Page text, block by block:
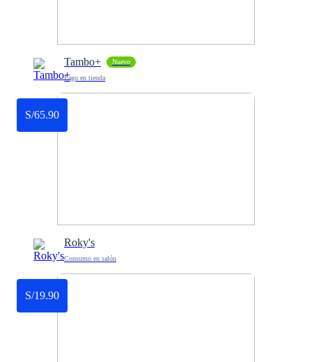
Tambo+ Nuevo
Pago en tienda
S/65.90
Roky's
Consumo en salón
S/19.90